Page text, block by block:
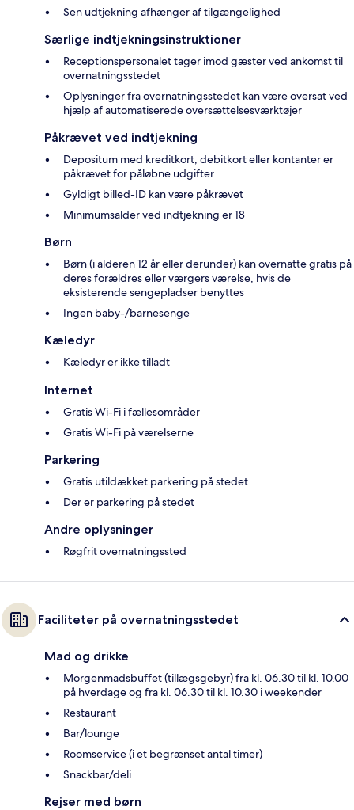
Sen udtjekning afhænger af tilgængelighed
Særlige indtjekningsinstruktioner
Receptionspersonalet tager imod gæster ved ankomst til
overnatningsstedet
Oplysninger fra overnatningsstedet kan være oversat ved
hjælp af automatiserede oversættelsesværktøjer
Påkrævet ved indtjekning
Depositum med kreditkort, debitkort eller kontanter er
påkrævet for påløbne udgifter
Gyldigt billed-ID kan være påkrævet
Minimumsalder ved indtjekning er 18
Børn
Børn (i alderen 12 år eller derunder) kan overnatte gratis på
deres forældres eller værgers værelse, hvis de
eksisterende sengepladser benyttes
Ingen baby-/barnesenge
Kæledyr
Kæledyr er ikke tilladt
Internet
Gratis Wi-Fi i fællesområder
Gratis Wi-Fi på værelserne
Parkering
Gratis utildækket parkering på stedet
Der er parkering på stedet
Andre oplysninger
Røgfrit overnatningssted
Faciliteter på overnatningsstedet
Mad og drikke
Morgenmadsbuffet (tillægsgebyr) fra kl. 06.30 til kl. 10.00
på hverdage og fra kl. 06.30 til kl. 10.30 i weekender
Restaurant
Bar/lounge
Roomservice (i et begrænset antal timer)
Snackbar/deli
Rejser med børn